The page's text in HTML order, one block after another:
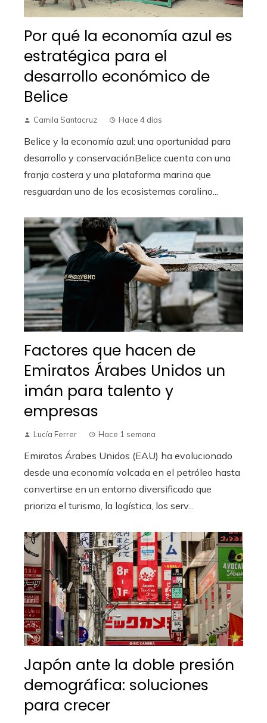
Por qué la economía azul es
estratégica para el
desarrollo económico de
Belice
Camila Santacruz Hace 4 días
Belice y la economía azul: una oportunidad para
desarrollo y conservaciónBelice cuenta con una
franja costera y una plataforma marina que
resguardan uno de los ecosistemas coralino...
Factores que hacen de
Emiratos Árabes Unidos un
imán para talento y
empresas
Lucía Ferrer Hace 1 semana
Emiratos Árabes Unidos (EAU) ha evolucionado
desde una economía volcada en el petróleo hasta
convertirse en un entorno diversificado que
prioriza el turismo, la logística, los serv...
Japón ante la doble presión
demográfica: soluciones
para crecer